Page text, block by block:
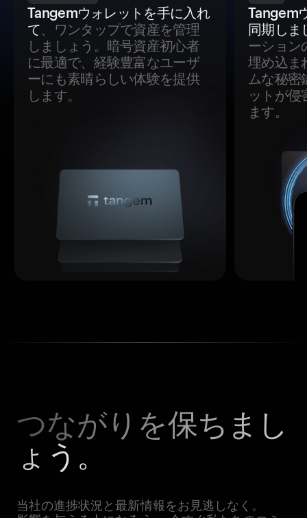
Tangemウォレットを手に入れ
て、ワンタップで資産を管理
しましょう。暗号資産初心者
に最適で、経験豊富なユーザ
ーにも素晴らしい体験を提供
します。
Tangem
同期しま
ーション
埋め込ま
ムな秘密
ットが侵
ます。
つながりを保ちまし
ょう。
当社の進捗状況と最新情報をお見逃しなく。